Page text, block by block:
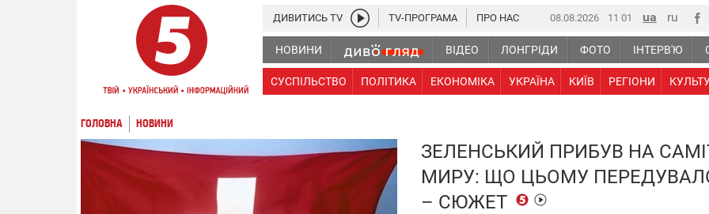
08.08.2026 11:01
НОВИНИ ВІДЕО ЛОНГРІДИ ФОТО ІНТЕРВ'Ю
СУСПІЛЬСТВО ПОЛІТИКА ЕКОНОМІКА УКРАЇНА КИЇВ РЕГІОНИ
ДИВИТИСЬ TV TV-ПРОГРАМА ПРО НАС
ГОЛОВНА НОВИНИ
ЗЕЛЕНСЬКИЙ ПРИБУВ НА
МИРУ: ЩО ЦЬОМУ
– СЮЖЕТ